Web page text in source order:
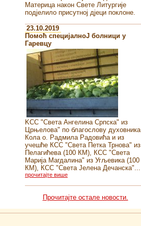
Материца након Свете Литургије
подјелило присутној дјеци поклоне.
23.10.2019
Помоћ специјалноJ болници у
Гаревцу
KСС "Света Ангелина Српска" из
Црњелова" по благослову духовника
Кола о. Радмила Радовића и из
учешће КСС "Света Петка Трнова" из
Пелагићева (100 КМ), КСС "Света
Марија Магдалина" из Угљевика (100
КМ), КСС "Света Јелена Дечанска"...
прочитајте више
Прочитајте остале новости.